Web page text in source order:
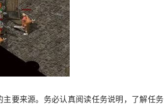
要来源。务必认真阅读任务说明，了解任务